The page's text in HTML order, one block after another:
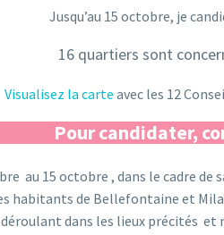
Jusqu’au 15 octobre, je
16 quartiers sont
Visualisez la carte avec les 12
Pour candidater,
au 15 octobre , dans le cadre
habitants de Bellefontaine et
dans les lieux précités